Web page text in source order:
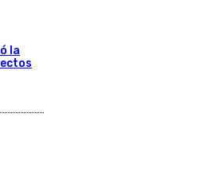
la